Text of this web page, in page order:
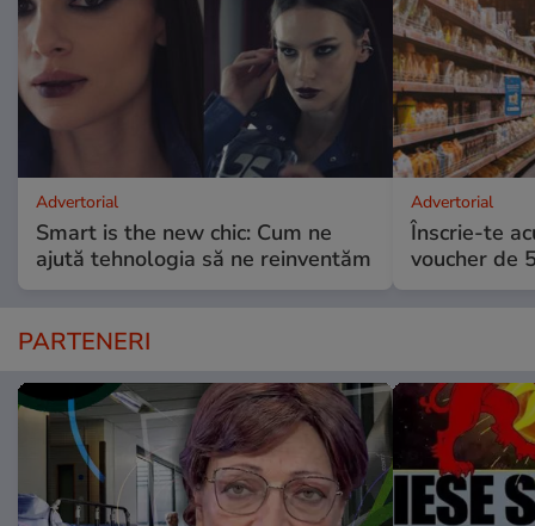
Advertorial
Smart is the new chic: Cum ne
ajută tehnologia să ne reinventăm
Advertorial
Înscrie-te
voucher de
PARTENERI